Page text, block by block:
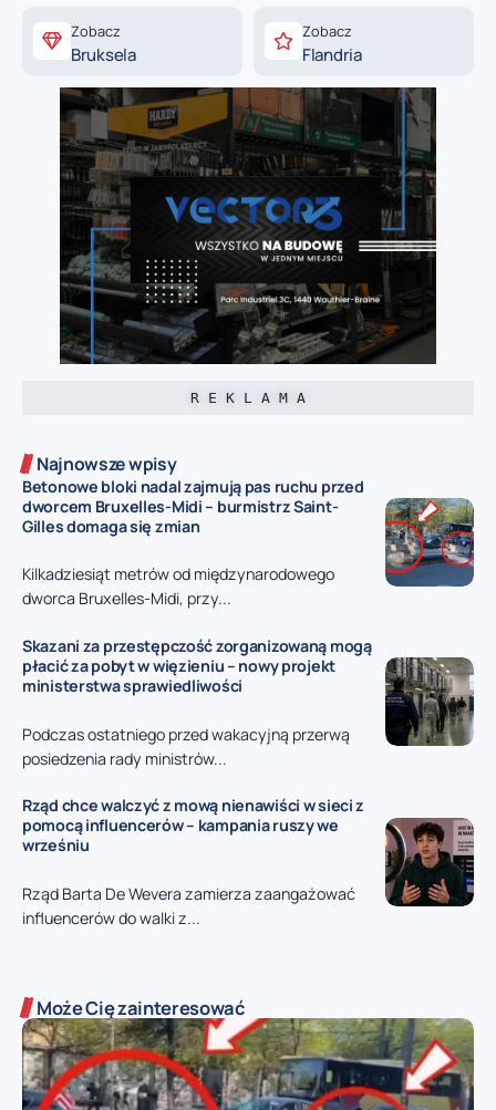
Zobacz
Bruksela
Zobacz
Flandria
R E K L A M A
Najnowsze wpisy
Betonowe bloki nadal zajmują pas ruchu przed
dworcem Bruxelles-Midi – burmistrz Saint-
Gilles domaga się zmian
Kilkadziesiąt metrów od międzynarodowego
dworca Bruxelles-Midi, przy...
Skazani za przestępczość zorganizowaną mogą
płacić za pobyt w więzieniu – nowy projekt
ministerstwa sprawiedliwości
Podczas ostatniego przed wakacyjną przerwą
posiedzenia rady ministrów...
Rząd chce walczyć z mową nienawiści w sieci z
pomocą influencerów – kampania ruszy we
wrześniu
Rząd Barta De Wevera zamierza zaangażować
influencerów do walki z...
Może Cię zainteresować